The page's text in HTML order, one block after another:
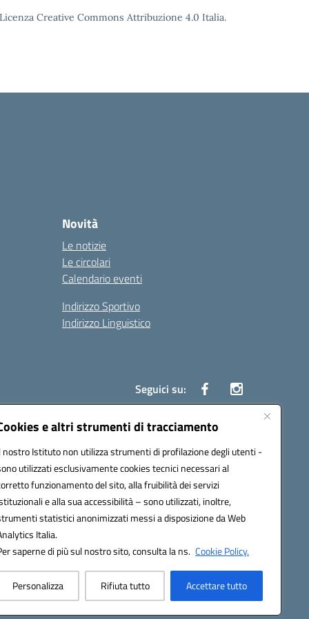
e altri strumenti di tracciamento
nostro Istituto non utilizza strumenti di profilazione degli utenti -
utilizzati esclusivamente cookies tecnici necessari al
funzionamento del sito, alla fruibilità dei servizi
e alla sua accessibilità – sono utilizzati, inoltre,
statistici anonimizzati messi a disposizione da Web
Italia.
saperne di più sul nostro sito, consulta la ns. Cookie Policy.
Personalizza Rifiuta tutto Accettare tutto
Creative Commons Attribuzione 4.0 Italia.
Novità
Le notizie
Le circolari
Calendario eventi
Indirizzo Sportivo
Indirizzo Linguistico
Seguici su: